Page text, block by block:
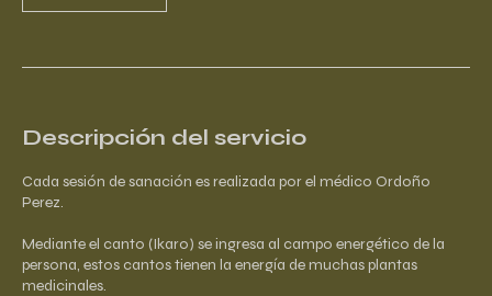
Descripción del servicio
Cada sesión de sanación es realizada por el médico Ordoño
Perez.
Mediante el canto (Ikaro) se ingresa al campo energético de la
persona, estos cantos tienen la energía de muchas plantas
medicinales.